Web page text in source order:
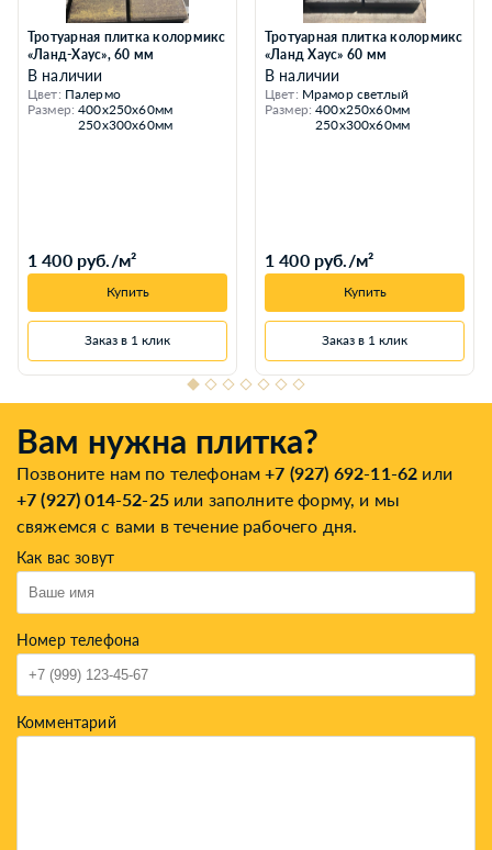
Тротуарная плитка колормикс
«Ланд-Хаус», 60 мм
В наличии
Цвет: Палермо
Размер: 400х250х60мм
250х300х60мм
1 400 руб./м²
Купить
Заказ в 1 клик
Тротуарная плитка колормикс
«Ланд Хаус» 60 мм
В наличии
Цвет: Мрамор светлый
Размер: 400х250х60мм
250х300х60мм
1 400 руб./м²
Купить
Заказ в 1 клик
Вам нужна плитка?
Позвоните нам по телефонам+7 (927) 692-11-62 или
+7 (927) 014-52-25или заполните форму, и мы
свяжемся с вами в течение рабочего дня.
Как вас зовут
Номер телефона
Комментарий